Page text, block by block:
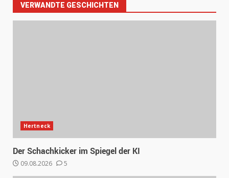
VERWANDTE GESCHICHTEN
Hertneck
Der Schachkicker im Spiegel der KI
09.08.2026 5